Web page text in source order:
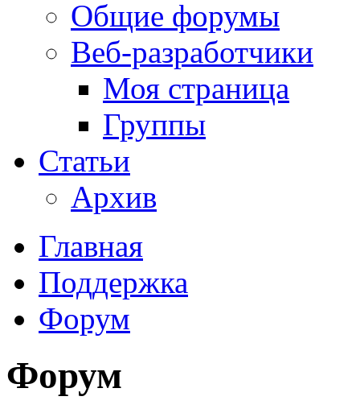
Общие форумы
Веб-разработчики
Моя страница
Группы
Статьи
Архив
Главная
Поддержка
Форум
Форум